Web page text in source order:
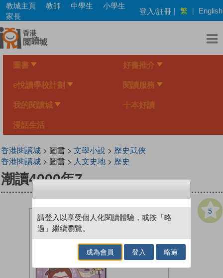
Skip
main
content
教城主頁 教師 中學生
小學生
家長
登入/註冊 | 繁 | English
圖書 好書推介
e悅讀學校計劃 閱讀服務
我的閱讀城 十本好讀
漫話生活
香港閱讀城> 圖書 > 文學小說 > 歷史武俠
香港閱讀城> 圖書 > 人文史地> 歷史
潮讀4000年7
5
請登入以享受個人化閱讀體驗，或按「略
過」繼續瀏覽。
成為會員 登入 略過